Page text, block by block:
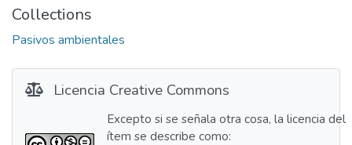
Collections
Pasivos ambientales
Licencia Creative Commons
Excepto si se señala otra cosa, la licencia del
ítem se describe como: